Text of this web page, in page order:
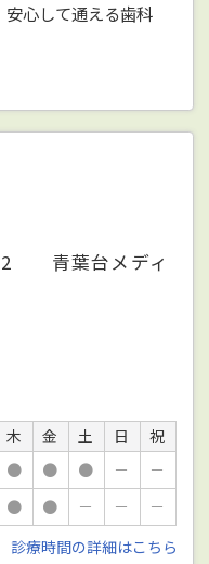
心して通える歯科
2 青葉台メディ
木 金 土 日
祝
● ● ● －
－
● ● － －
－
診療時間の詳細はこちら